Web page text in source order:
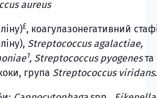
aureus
£, коагулазонегативний
Streptococcus agalactiae,
1, Streptococcus pyogenesта
група Streptococcus viridans.